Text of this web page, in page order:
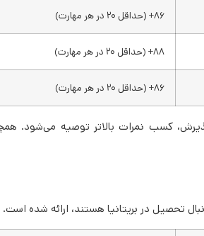
۸۶+ (حداقل ۲۰ در هر مهارت)
۸۸+ (حداقل ۲۰ در هر مهارت)
۸۶+ (حداقل ۲۰ در هر مهارت)
کسب نمرات بالاتر توصیه می‌شود.
تحصیل در بریتانیا هستند، ارائه شده است.